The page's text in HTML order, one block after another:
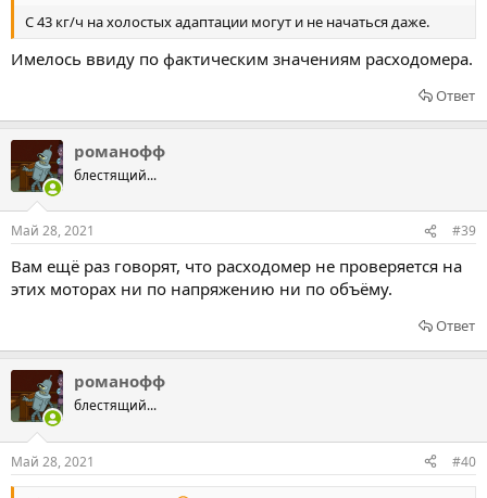
С 43 кг/ч на холостых адаптации могут и не начаться даже.
Имелось ввиду по фактическим значениям расходомера.
Ответ
романофф
блестящий...
Май 28, 2021 #39
Вам ещё раз говорят, что расходомер не проверяется на
этих моторах ни по напряжению ни по объёму.
Ответ
романофф
блестящий...
Май 28, 2021 #40